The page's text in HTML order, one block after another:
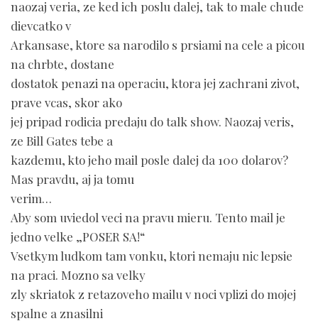
naozaj veria, ze ked ich poslu dalej, tak to male chude
dievcatko v
Arkansase, ktore sa narodilo s prsiami na cele a picou
na chrbte, dostane
dostatok penazi na operaciu, ktora jej zachrani zivot,
prave vcas, skor ako
jej pripad rodicia predaju do talk show. Naozaj veris,
ze Bill Gates tebe a
kazdemu, kto jeho mail posle dalej da 100 dolarov?
Mas pravdu, aj ja tomu
verim…
Aby som uviedol veci na pravu mieru. Tento mail je
jedno velke „POSER SA!“
Vsetkym ludkom tam vonku, ktori nemaju nic lepsie
na praci. Mozno sa velky
zly skriatok z retazoveho mailu v noci vplizi do mojej
spalne a znasilni